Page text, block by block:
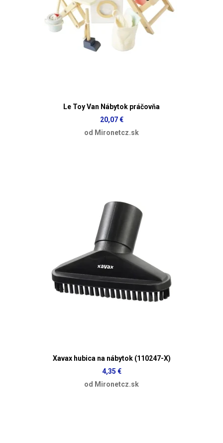
Le Toy Van Nábytok práčovňa
20,07 €
od Mironetcz.sk
Xavax hubica na nábytok (110247-X)
4,35 €
od Mironetcz.sk